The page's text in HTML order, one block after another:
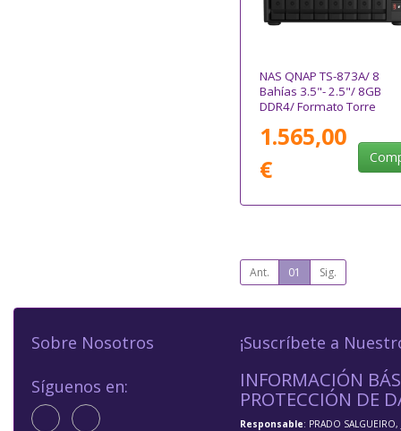
NAS QNAP TS-873A/ 8
Bahías 3.5"- 2.5"/ 8GB
DDR4/ Formato Torre
1.565,00
€
Ant. 01 Sig.
Sobre Nosotros
Síguenos en:
¡Suscríbete a
INFORMACIÓN
PROTECCIÓN DE
Responsable: PRADO SALGUEIRO,